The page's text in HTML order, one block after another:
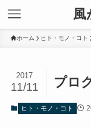
風
ホーム ヒト・モノ・コト
プロ
2017
11/11
ヒト・モノ・コト